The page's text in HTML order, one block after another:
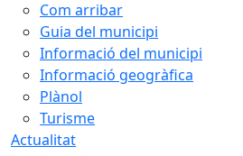
Com arribar
Guia del municipi
Informació del municipi
Informació geogràfica
Plànol
Turisme
Actualitat